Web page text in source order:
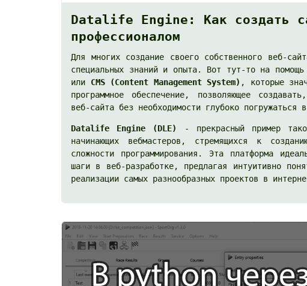
Datalife Engine: Как создать
профессионалом
Для многих создание своего собственного веб-
специальных знаний и опыта. Вот тут-то на
или CMS (Content Management System) , которые
программное обеспечение, позволяющее
веб-сайта без необходимости глубоко погружаться
Datalife Engine (DLE)
- прекрасный пример
начинающих вебмастеров, стремящихся к
сложности программирования. Эта платформа
шаги в веб-разработке, предлагая интуитивно
реализации самых разнообразных проектов в